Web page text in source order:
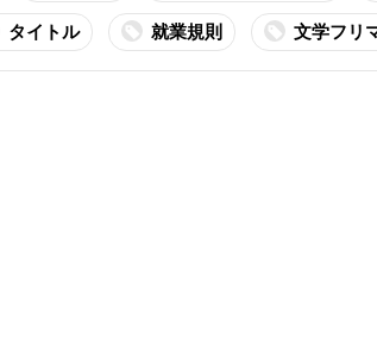
タイトル 就業規則 文学フリ